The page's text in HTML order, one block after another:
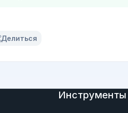
Делиться
Инструменты